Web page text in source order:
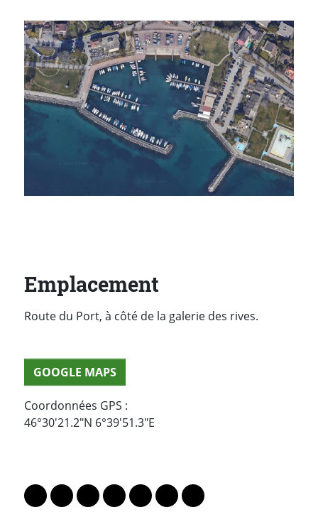
Emplacement
Route du Port, à côté de la galerie des rives.
GOOGLE MAPS
Coordonnées GPS :
46°30'21.2"N 6°39'51.3"E
Lien vers le profil Mastodon
Lien vers le profil Bluesky
Lien vers le profil Instagram
Lien vers le profil Linkedin
Lien vers le profil Facebook
Lien vers le profil Twitter
Partager par WhatsApp